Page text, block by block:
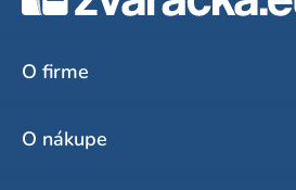
O firme
O nákupe